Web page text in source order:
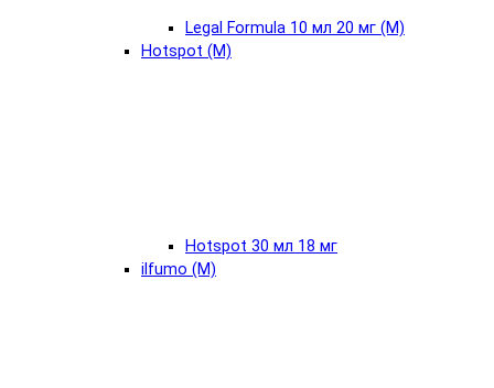
Legal Formula 10 мл 20 мг (М)
Hotspot (М)
Hotspot 30 мл 18 мг
ilfumo (М)